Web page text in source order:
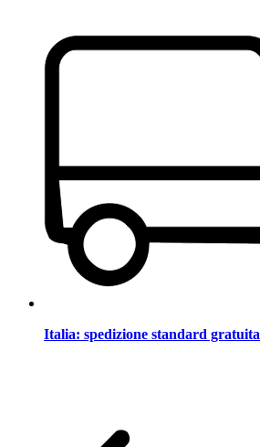
Italia: spedizione standard gratuita